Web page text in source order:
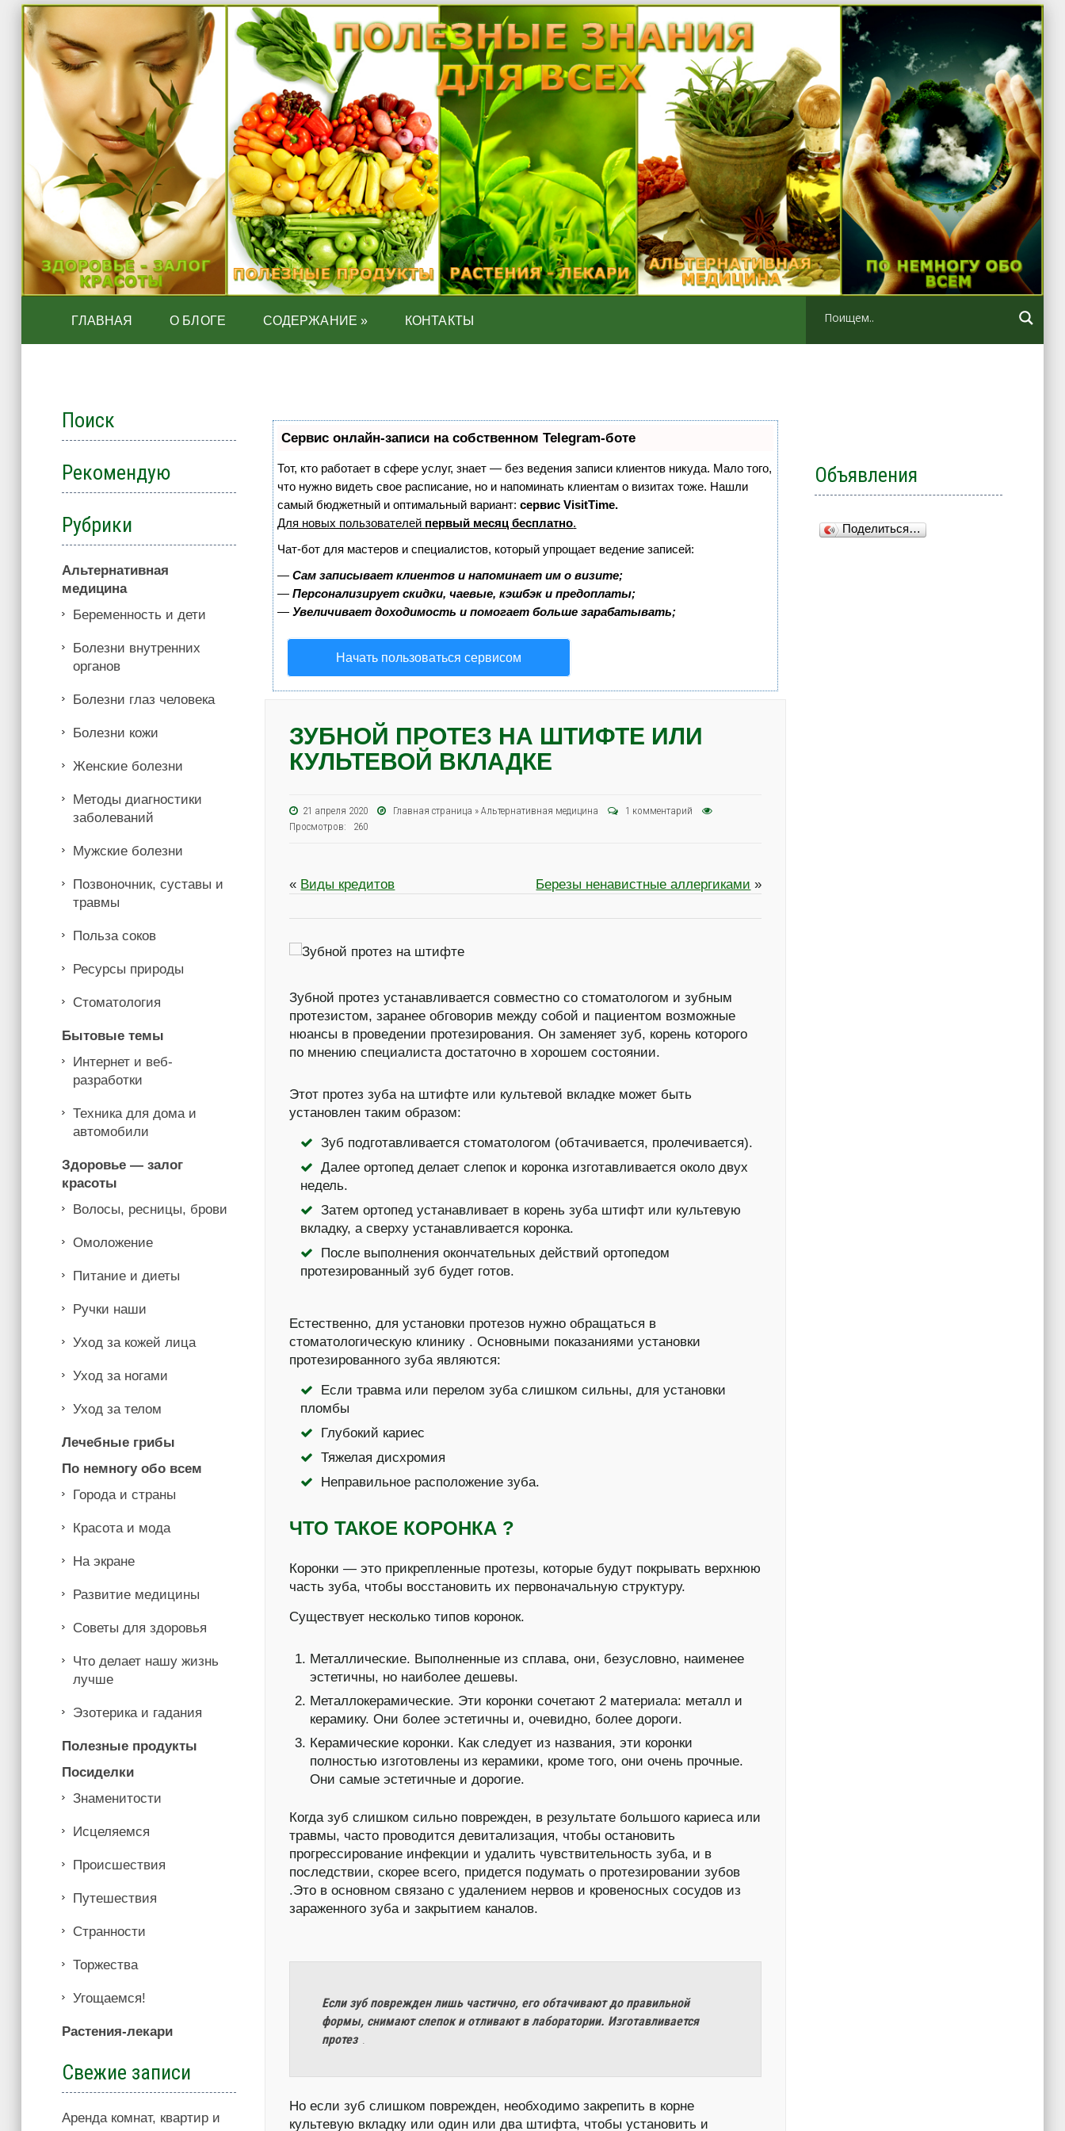
ГЛАВНАЯ О БЛОГЕ СОДЕРЖАНИЕ » КОНТАКТЫ
Сервис онлайн-записи на собственном Telegram-боте
Тот, кто работает в сфере услуг, знает — без ведения записи клиентов никуда. Мало того,
что нужно видеть свое расписание, но и напоминать клиентам о визитах тоже. Нашли
самый бюджетный и оптимальный вариант:сервис VisitTime.
Для новых пользователей первый месяц бесплатно.
Чат-бот для мастеров и специалистов, который упрощает ведение записей:
—Сам записывает клиентов и напоминает им о визите;
—Персонализирует скидки, чаевые, кэшбэк и предоплаты;
—Увеличивает доходимость и помогает больше зарабатывать;
Начать пользоваться сервисом
ЗУБНОЙ ПРОТЕЗ НА ШТИФТЕ ИЛИ
КУЛЬТЕВОЙ ВКЛАДКЕ
21 апреля 2020 Главная страница »Альтернативная медицина
1 комментарий
Просмотров: 260
Березы ненавистные аллергиками »
« Виды кредитов
Зубной протез устанавливается совместно со стоматологом и зубным
протезистом, заранее обговорив между собой и пациентом возможные
нюансы в проведении протезирования. Он заменяет зуб, корень которого
по мнению специалиста достаточно в хорошем состоянии.
Этот протез зуба на штифте или культевой вкладке может быть
установлен таким образом:
Зуб подготавливается стоматологом (обтачивается, пролечивается).
Далее ортопед делает слепок и коронка изготавливается около двух
недель.
Затем ортопед устанавливает в корень зуба штифт или культевую
вкладку, а сверху устанавливается коронка.
После выполнения окончательных действий ортопедом
протезированный зуб будет готов.
Естественно, для установки протезов нужно обращаться в
стоматологическую клинику . Основными показаниями установки
протезированного зуба являются:
Если травма или перелом зуба слишком сильны, для установки
пломбы
Глубокий кариес
Тяжелая дисхромия
Неправильное расположение зуба.
ЧТО ТАКОЕ КОРОНКА ?
Коронки — это прикрепленные протезы, которые будут покрывать верхнюю
часть зуба, чтобы восстановить их первоначальную структуру.
Существует несколько типов коронок.
Металлические. Выполненные из сплава, они, безусловно, наименее
эстетичны, но наиболее дешевы.
Металлокерамические. Эти коронки сочетают 2 материала: металл и
керамику. Они более эстетичны и, очевидно, более дороги.
Керамические коронки. Как следует из названия, эти коронки
полностью изготовлены из керамики, кроме того, они очень прочные.
Они самые эстетичные и дорогие.
Когда зуб слишком сильно поврежден, в результате большого кариеса или
травмы, часто проводится девитализация, чтобы остановить
прогрессирование инфекции и удалить чувствительность зуба, и в
последствии, скорее всего, придется подумать о протезировании зубов
.Это в основном связано с удалением нервов и кровеносных сосудов из
зараженного зуба и закрытием каналов.
Если зуб поврежден лишь частично, его обтачивают до правильной
формы, снимают слепок и отливают в лаборатории. Изготавливается
протез
Но если зуб слишком поврежден, необходимо закрепить в корне
культевую вкладку или один или два штифта, чтобы установить и
Поиск
Рекомендую
Рубрики
Альтернативная
медицина
Беременность и дети
Болезни внутренних
органов
Болезни глаз человека
Болезни кожи
Женские болезни
Методы диагностики
заболеваний
Мужские болезни
Позвоночник, суставы и
травмы
Польза соков
Ресурсы природы
Стоматология
Бытовые темы
Интернет и веб-
разработки
Техника для дома и
автомобили
Здоровье — залог
красоты
Волосы, ресницы, брови
Омоложение
Питание и диеты
Ручки наши
Уход за кожей лица
Уход за ногами
Уход за телом
Лечебные грибы
По немногу обо всем
Города и страны
Красота и мода
На экране
Развитие медицины
Советы для здоровья
Что делает нашу жизнь
лучше
Эзотерика и гадания
Полезные продукты
Посиделки
Знаменитости
Иcцеляемся
Происшествия
Путешествия
Странности
Торжества
Угощаемся!
Растения-лекари
Свежие записи
Аренда комнат, квартир и
Объявления
Поделиться…